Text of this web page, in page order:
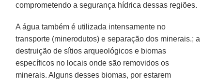
comprometendo a segurança hídrica dessas regiões.
A água também é utilizada intensamente no
transporte (minerodutos) e separação dos minerais.; a
destruição de sítios arqueológicos e biomas
específicos no locais onde são removidos os
minerais. Alguns desses biomas, por estarem